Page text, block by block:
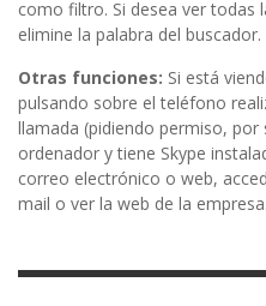
como filtro. Si desea ver todas
elimine la palabra del buscador.
Otras funciones: Si está
pulsando sobre el teléfono
llamada (pidiendo permiso, por
ordenador y tiene Skype
correo electrónico o web,
mail o ver la web de la empresa.